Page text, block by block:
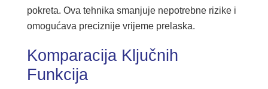
pokreta. Ova tehnika smanjuje nepotrebne rizike i
omogućava preciznije vrijeme prelaska.
Komparacija Ključnih
Funkcija